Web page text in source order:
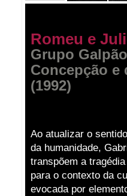
Romeu e
Grupo
Concepção e
(1992)
Ao atualizar o
da humanidade,
transpõem a
para o contexto da
evocada por